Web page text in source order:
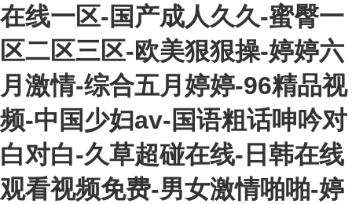
在线一区-国产成人久久-蜜臀一
区二区三区-欧美狠狠操-婷婷六
月激情-综合五月婷婷-96精品视
频-中国少妇av-国语粗话呻吟对
白对白-久草超碰在线-日韩在线
观看视频免费-男女激情啪啪-婷